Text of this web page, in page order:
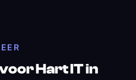
Hart IT in